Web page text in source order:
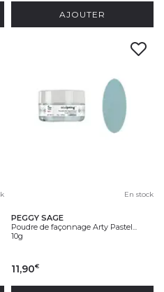
AJOUTER
En stock
PEGGY SAGE
Poudre de façonnage Arty Pastel...
10g
11,90€